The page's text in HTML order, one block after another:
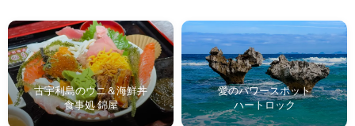
古宇利島のウニ＆海鮮丼
食事処 錦屋
愛のパワースポット
ハートロック